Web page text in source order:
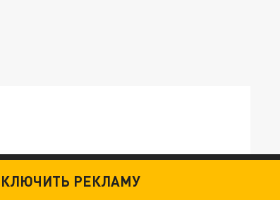
УНИЧТОЖИТЬ STARLINK
РЕКЛАМУ